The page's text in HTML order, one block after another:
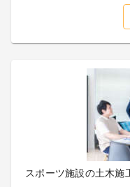
スポーツ施設の土木施